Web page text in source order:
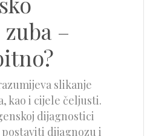
–
slikanje
kao i cijele čeljusti.
dijagnostici
dijagnozu i